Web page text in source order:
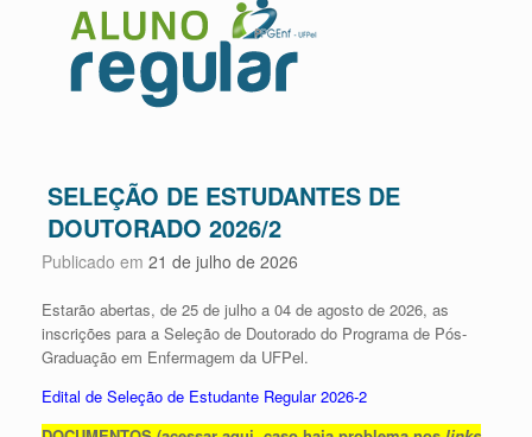
SELEÇÃO DE ESTUDANTES DE
DOUTORADO 2026/2
Publicado em 21 de julho de 2026
Estarão abertas, de 25 de julho a 04 de agosto de 2026, as
inscrições para a Seleção de Doutorado do Programa de Pós-
Graduação em Enfermagem da UFPel.
Edital de Seleção de Estudante Regular 2026-2